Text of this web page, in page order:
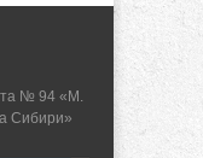
№ 94 «М.
Сибири»